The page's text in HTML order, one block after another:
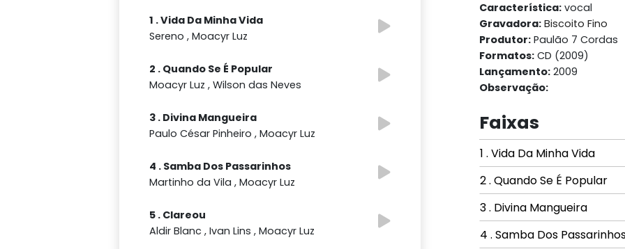
1 . Vida Da Minha Vida
Sereno , Moacyr Luz
2 . Quando Se É Popular
Moacyr Luz , Wilson das Neves
3 . Divina Mangueira
Paulo César Pinheiro , Moacyr Luz
4 . Samba Dos Passarinhos
Martinho da Vila , Moacyr Luz
5 . Clareou
Aldir Blanc , Ivan Lins , Moacyr Luz
Característica: vocal
Gravadora: Biscoito Fino
Produtor: Paulão 7 Cordas
Formatos: CD (2009)
Lançamento: 2009
Observação:
Faixas
1 . Vida Da Minha Vida
2 . Quando Se É Popular
3 . Divina Mangueira
4 . Samba Dos